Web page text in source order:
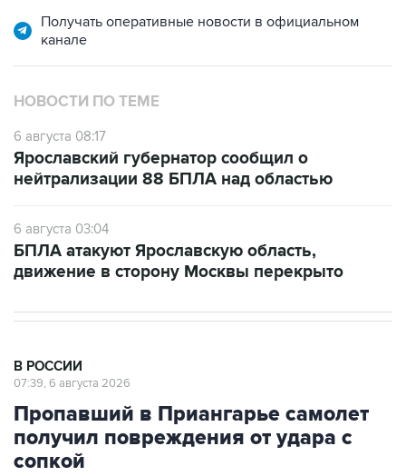
Получать оперативные новости в официальном
канале
НОВОСТИ ПО ТЕМЕ
6 августа 08:17
Ярославский губернатор сообщил о
нейтрализации 88 БПЛА над областью
6 августа 03:04
БПЛА атакуют Ярославскую область,
движение в сторону Москвы перекрыто
В РОССИИ
07:39, 6 августа 2026
Пропавший в Приангарье самолет
получил повреждения от удара с
сопкой